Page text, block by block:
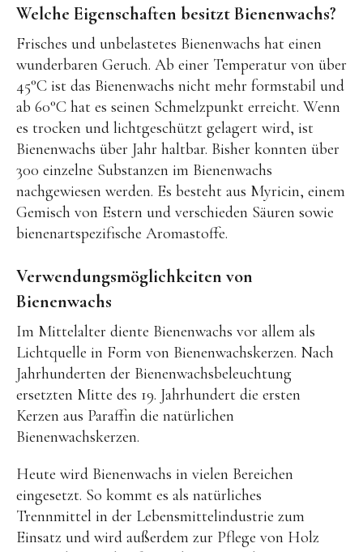
Welche Eigenschaften besitzt Bienenwachs?
Frisches und unbelastetes Bienenwachs hat einen
wunderbaren Geruch. Ab einer Temperatur von über
45°C ist das Bienenwachs nicht mehr formstabil und
ab 60°C hat es seinen Schmelzpunkt erreicht. Wenn
es trocken und lichtgeschützt gelagert wird, ist
Bienenwachs über Jahr haltbar. Bisher konnten über
300 einzelne Substanzen im Bienenwachs
nachgewiesen werden. Es besteht aus Myricin, einem
Gemisch von Estern und verschieden Säuren sowie
bienenartspezifische Aromastoffe.
Verwendungsmöglichkeiten von
Bienenwachs
Im Mittelalter diente Bienenwachs vor allem als
Lichtquelle in Form von Bienenwachskerzen. Nach
Jahrhunderten der Bienenwachsbeleuchtung
ersetzten Mitte des 19. Jahrhundert die ersten
Kerzen aus Paraffin die natürlichen
Bienenwachskerzen.
Heute wird Bienenwachs in vielen Bereichen
eingesetzt. So kommt es als natürliches
Trennmittel in der Lebensmittelindustrie zum
Einsatz und wird außerdem zur Pflege von Holz